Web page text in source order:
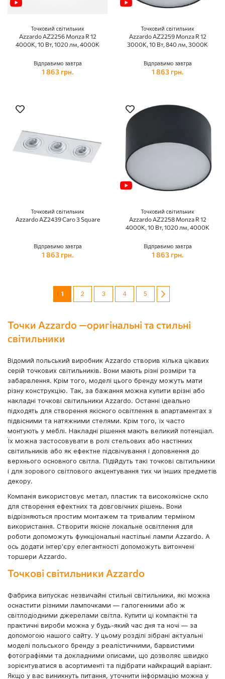
Точковий світильник
Azzardo AZ2256 Monza R 12
4000K, 10 Вт, 1020 лм, 4000K
Відправимо завтра
1 863 грн.
Точковий світильник
Azzardo AZ2259 Monza R 12
3000K, 10 Вт, 840 лм, 3000K
Відправимо завтра
1 863 грн.
Точковий світильник
Azzardo AZ2439 Caro 3 Square
Відправимо завтра
1 863 грн.
Точковий світильник
Azzardo AZ2258 Monza R 12
4000K, 10 Вт, 1020 лм, 4000K
Відправимо завтра
1 863 грн.
Сторінка
You're currently reading page
1 Сторінка
2 Сторінка
3 Сторінка
4 Сторінка
5 Сторінка
Далі
Точки Azzardo —оригінальні та стильні
світильники
Відомий польський виробник Azzardo створив кілька цікавих
серій точкових світильників. Вони мають різні розміри та
забарвлення. Крім того, моделі цього бренду можуть мати
різну конструкцію. Так, за бажання можна купити врізні або
накладні точкові світильники Azzardo. Останні ідеально
підходять для створення якісного освітлення в апартаментах з
підвісними та натяжними стелями. Крім того, їх часто
монтують у меблі. Накладні рішення мають великий потенціал.
Їх можна застосовувати в ролі стельових або настінних
світильників або як ефектне підсвічування і доповнення до
верхнього основного світла. Підійдуть такі точкові світильники
і для зорового світлового акцентування тих чи інших предметів
декору.
Компанія використовує метал, пластик та високоякісне скло
для створення ефектних та довговічних рішень. Вони
відрізняються простим монтажем та тривалим терміном
використання. Створити якісне локальне освітлення для
роботи допоможуть функціональні настільні лампи Azzardo. А
ось додати інтер'єру елегантності допоможуть витончені
торшери Azzardo.
Точкові світильники Azzardo
Фабрика випускає незвичайні стильні світильники, які можна
оснастити різними лампочками — галогенними або ж
світлодіодними джерелами світла. Купити ці компактні та
практичні вироби можна у будь-який час дня та ночі — за
допомогою нашого сайту. У цьому розділі зібрані актуальні
моделі польського бренду з реалістичними, барвистими
фотографіями та докладними описами, що дозволяє швидко
зорієнтуватися в асортименті та підібрати найкращий варіант.
Якщо у вас виникнуть питання, уточнити інформацію можна у